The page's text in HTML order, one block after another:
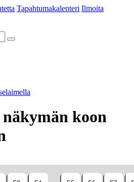
Tapahtumakalenteri Ilmoita
koon